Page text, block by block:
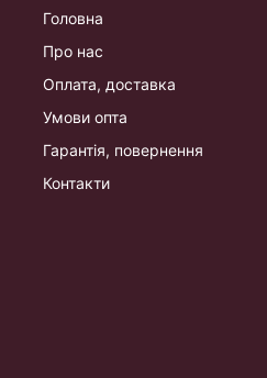
Головна
Про нас
Оплата, доставка
Умови опта
Гарантія, повернення
Контакти